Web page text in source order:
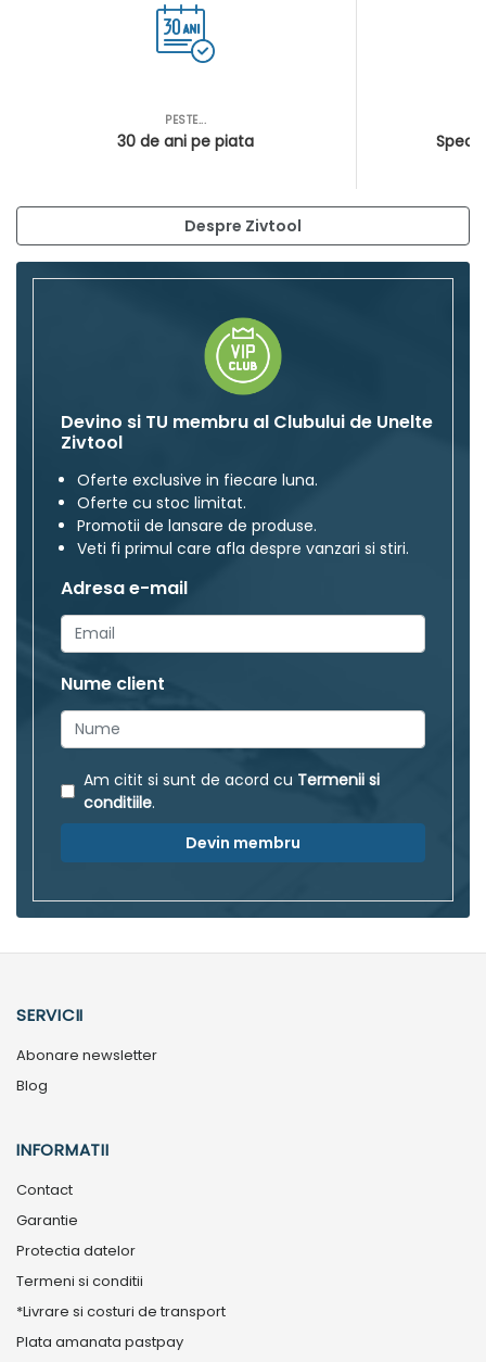
PESTE...
30 de ani pe piata
Despre Zivtool
Devino si TU membru al Clubului de Unelte
Zivtool
Oferte exclusive in fiecare luna.
Oferte cu stoc limitat.
Promotii de lansare de produse.
Veti fi primul care afla despre vanzari si stiri.
Adresa e-mail
Nume client
Am citit si sunt de acord cu Termenii si
conditiile.
Devin membru
SERVICII
Abonare newsletter
Blog
INFORMATII
Contact
Garantie
Protectia datelor
Termeni si conditii
*Livrare si costuri de transport
Plata amanata pastpay